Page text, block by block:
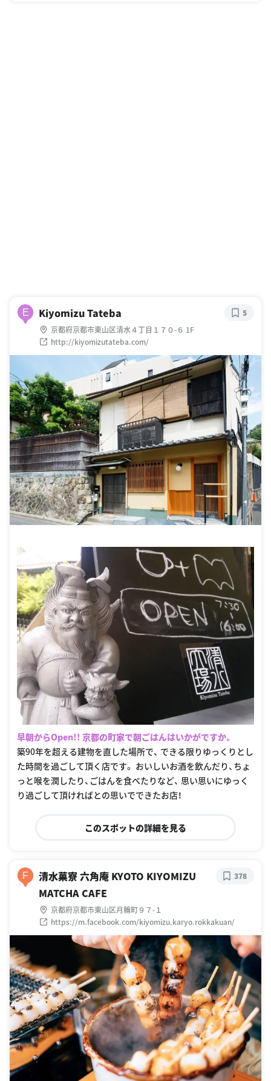
E Kiyomizu Tateba
京都府京都市東山区清水４丁目１７０-６ 1F
http://kiyomizutateba.com/
5
早朝からOpen!! 京都の町家で朝ごはんはいかがですか。
築90年を超える建物を直した場所で、 できる限りゆっくりとし
た時間を過ごして頂く店です。 おいしいお酒を飲んだり、ちょ
っと喉を潤したり、ごはんを食べたりなど、 思い思いにゆっく
り過ごして頂ければとの思いでできたお店！
このスポットの詳細を見る
F
清水菓寮 六角庵 KYOTO KIYOMIZU
MATCHA CAFE
京都府京都市東山区月輪町９７-１
https://m.facebook.com/kiyomizu.karyo.rokkakuan/
378